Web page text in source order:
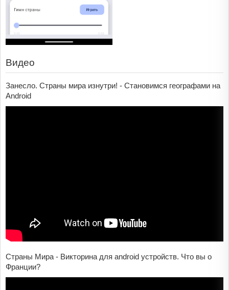
Видео
Занесло. Страны мира изнутри! - Становимся географами на
Android
Страны Мира - Викторина для android устройств. Что вы о
Франции?